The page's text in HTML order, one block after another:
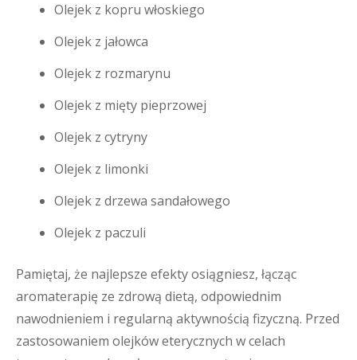
Olejek z kopru włoskiego
Olejek z jałowca
Olejek z rozmarynu
Olejek z mięty pieprzowej
Olejek z cytryny
Olejek z limonki
Olejek z drzewa sandałowego
Olejek z paczuli
Pamiętaj, że najlepsze efekty osiągniesz, łącząc
aromaterapię ze zdrową dietą, odpowiednim
nawodnieniem i regularną aktywnością fizyczną. Przed
zastosowaniem olejków eterycznych w celach